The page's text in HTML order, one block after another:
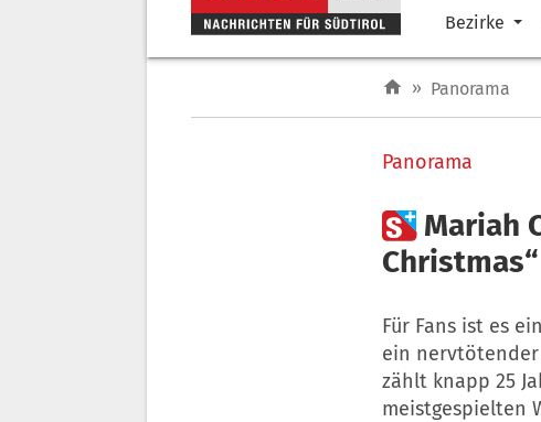
Bezirke
» Panorama
Panorama
 Mariah
Christmas“
Für Fans ist es
ein nervtötender
zählt knapp 25
meistgespielten